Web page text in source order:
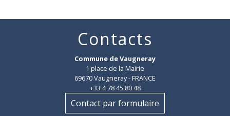
Contacts
Commune de Vaugneray
1 place de la Mairie
69670 Vaugneray - FRANCE
+33 4 78 45 80 48
Contact par formulaire